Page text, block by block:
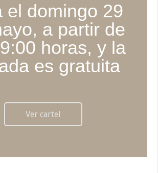
el domingo 29
a partir de
horas, y la
es gratuita
Ver cartel